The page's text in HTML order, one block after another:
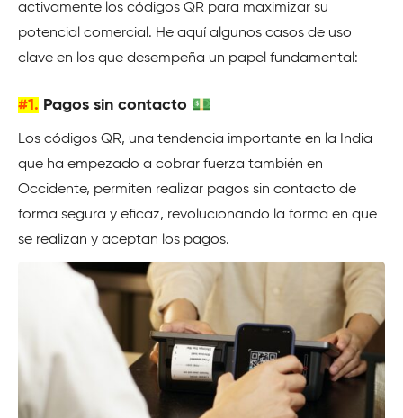
activamente los códigos QR para maximizar su
potencial comercial. He aquí algunos casos de uso
clave en los que desempeña un papel fundamental:
#1. Pagos sin contacto 💵
Los códigos QR, una tendencia importante en la India
que ha empezado a cobrar fuerza también en
Occidente, permiten realizar pagos sin contacto de
forma segura y eficaz, revolucionando la forma en que
se realizan y aceptan los pagos.